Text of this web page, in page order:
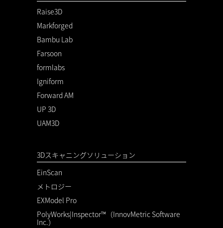
Raise3D
Markforged
Bambu Lab
Farsoon
formlabs
Igniform
Forward AM
UP 3D
UAM3D
3Dスキャニングソリューション
EinScan
メトロジー
EXModel Pro
PolyWorks|Inspector™（InnovMetric Software
Inc.）